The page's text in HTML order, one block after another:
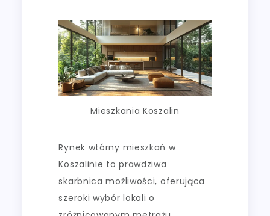
Mieszkania Koszalin
Rynek wtórny mieszkań w
Koszalinie to prawdziwa
skarbnica możliwości, oferująca
szeroki wybór lokali o